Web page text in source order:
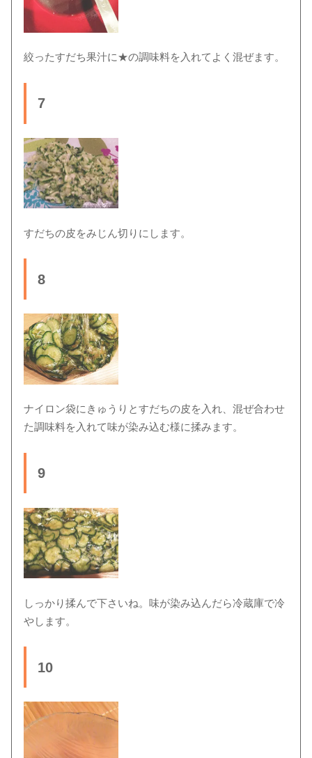
絞ったすだち果汁に★の調味料を入れてよく混ぜます。
7
すだちの皮をみじん切りにします。
8
ナイロン袋にきゅうりとすだちの皮を入れ、混ぜ合わせ
た調味料を入れて味が染み込む様に揉みます。
9
しっかり揉んで下さいね。味が染み込んだら冷蔵庫で冷
やします。
10